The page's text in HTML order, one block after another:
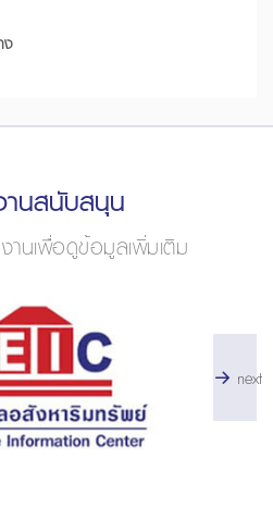
ง
นสนับสนุน
นเพื่อดูข้อมูลเพิ่มเติม
next